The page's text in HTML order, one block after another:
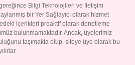
Bilgi Teknolojileri ve İletişim
bir Yer Sağlayıcı olarak hizmet
içerikleri proaktif olarak denetleme
bulunmamaktadır. Ancak, üyelerimiz
taşımakta olup, siteye üye olarak bu